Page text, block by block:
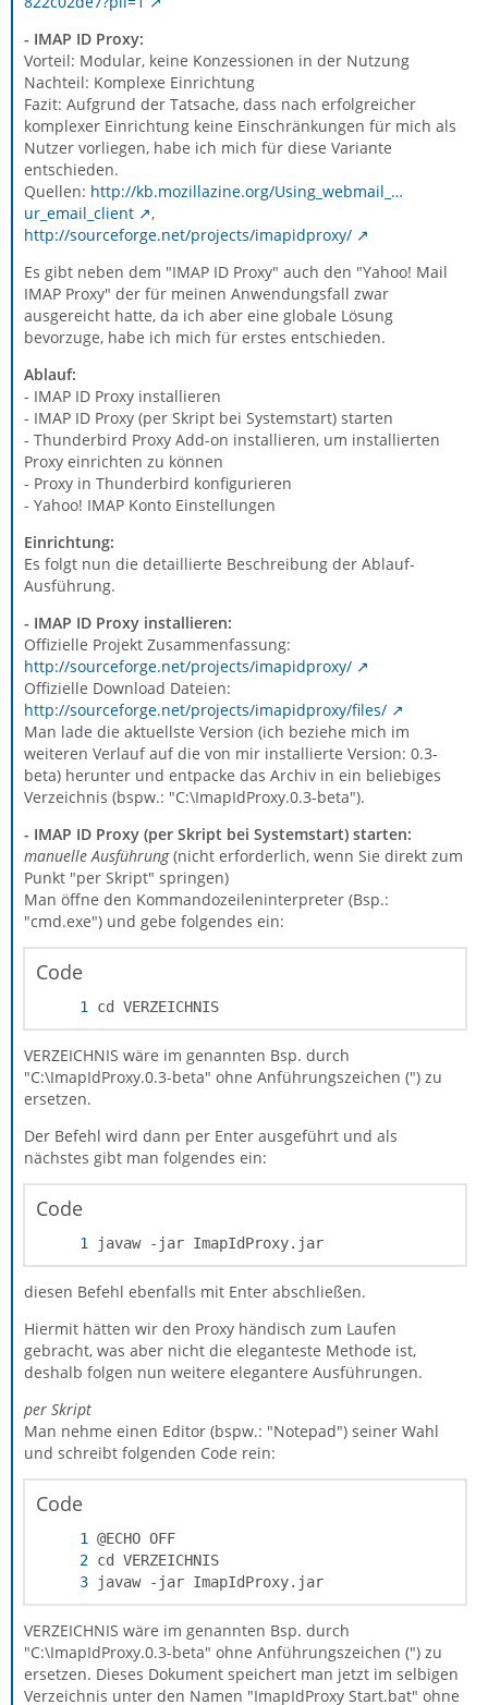
- IMAP ID Proxy:
Vorteil: Modular, keine Konzessionen in der Nutzung
Nachteil: Komplexe Einrichtung
Fazit: Aufgrund der Tatsache, dass nach erfolgreicher
komplexer Einrichtung keine Einschränkungen für mich als
Nutzer vorliegen, habe ich mich für diese Variante
entschieden.
Quellen: http://kb.mozillazine.org/Using_webmail_…
ur_email_client
,
http://sourceforge.net/projects/imapidproxy/
Es gibt neben dem "IMAP ID Proxy" auch den "Yahoo! Mail
IMAP Proxy" der für meinen Anwendungsfall zwar
ausgereicht hatte, da ich aber eine globale Lösung
bevorzuge, habe ich mich für erstes entschieden.
Ablauf:
- IMAP ID Proxy installieren
- IMAP ID Proxy (per Skript bei Systemstart) starten
- Thunderbird Proxy Add-on installieren, um installierten
Proxy einrichten zu können
- Proxy in Thunderbird konfigurieren
- Yahoo! IMAP Konto Einstellungen
Einrichtung:
Es folgt nun die detaillierte Beschreibung der Ablauf-
Ausführung.
- IMAP ID Proxy installieren:
Offizielle Projekt Zusammenfassung:
http://sourceforge.net/projects/imapidproxy/
Offizielle Download Dateien:
http://sourceforge.net/projects/imapidproxy/files/
Man lade die aktuellste Version (ich beziehe mich im
weiteren Verlauf auf die von mir installierte Version: 0.3-
beta) herunter und entpacke das Archiv in ein beliebiges
Verzeichnis (bspw.: "C:\ImapIdProxy.0.3-beta").
- IMAP ID Proxy (per Skript bei Systemstart) starten:
manuelle Ausführung(nicht erforderlich, wenn Sie direkt zum
Punkt "per Skript" springen)
Man öffne den Kommandozeileninterpreter (Bsp.:
"cmd.exe") und gebe folgendes ein:
Code
cd VERZEICHNIS
VERZEICHNIS wäre im genannten Bsp. durch
"C:\ImapIdProxy.0.3-beta" ohne Anführungszeichen (") zu
ersetzen.
Der Befehl wird dann per Enter ausgeführt und als
nächstes gibt man folgendes ein:
Code
javaw -jar ImapIdProxy.jar
diesen Befehl ebenfalls mit Enter abschließen.
Hiermit hätten wir den Proxy händisch zum Laufen
gebracht, was aber nicht die eleganteste Methode ist,
deshalb folgen nun weitere elegantere Ausführungen.
per Skript
Man nehme einen Editor (bspw.: "Notepad") seiner Wahl
und schreibt folgenden Code rein:
Code
javaw -jar ImapIdProxy.jar
VERZEICHNIS wäre im genannten Bsp. durch
"C:\ImapIdProxy.0.3-beta" ohne Anführungszeichen (") zu
ersetzen. Dieses Dokument speichert man jetzt im selbigen
Verzeichnis unter den Namen "ImapIdProxy Start.bat" ohne